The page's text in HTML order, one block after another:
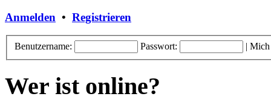
Anmelden • Registrieren
Benutzername: Passwort: | Mich
Wer ist online?